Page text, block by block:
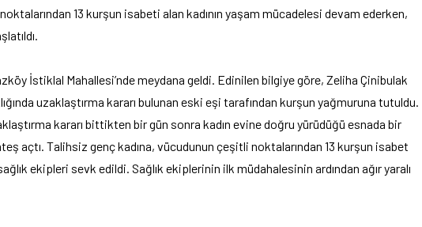
13 kurşun isabeti alan kadının yaşam mücadelesi devam ederken,
İstiklal Mahallesi’nde meydana geldi. Edinilen bilgiye göre, Zeliha Çinibulak
uzaklaştırma kararı bulunan eski eşi tarafından kurşun yağmuruna tutuldu.
kararı bittikten bir gün sonra kadın evine doğru yürüdüğü esnada bir
açtı. Talihsiz genç kadına, vücudunun çeşitli noktalarından 13 kurşun isabet
ekipleri sevk edildi. Sağlık ekiplerinin ilk müdahalesinin ardından ağır yaralı